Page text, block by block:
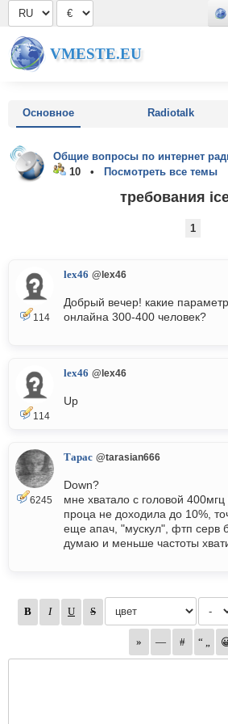
VMESTE.EU
Основное Radiotalk
Общие вопросы по интернет
10 •
Посмотреть все темы
требования
1
114
lex46 @lex46
Добрый вечер! какие
онлайна 300-400 человек?
114
lex46 @lex46
Up
6245
Тарас @tarasian666
Down?
мне хватало с головой 400мгц
проца не доходила до 10%,
еще апач, "мускул", фтп серв
думаю и меньше частоты